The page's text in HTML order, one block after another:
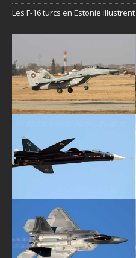
Les F-16 turcs en Estonie